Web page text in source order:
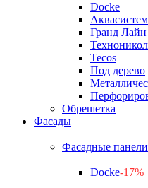
Docke
Аквасистем
Гранд Лайн
Tecos
Под дерево
Обрешетка
Фасады
Фасадные панели
Docke-17%